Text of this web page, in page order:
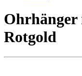
Rotgold